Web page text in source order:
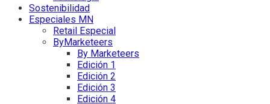
Sostenibilidad
Especiales MN
Retail Especial
ByMarketeers
By Marketeers
Edición 1
Edición 2
Edición 3
Edición 4